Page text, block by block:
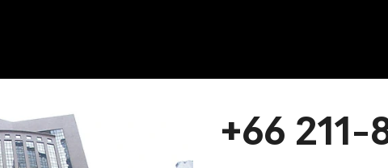
+66 211-